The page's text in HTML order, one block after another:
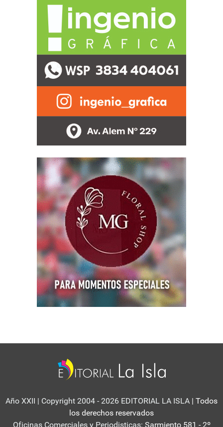
Año XXII | Copyright 2004 - 2026 EDITORIAL LA ISLA | Todos
los derechos reservados
Oficinas Comerciales y Periodisticas: Sarmiento 581 - 2º